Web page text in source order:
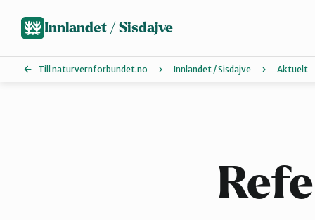
hovedinnhold
Innlandet / Sisdajve
Till naturvernforbundet.no Innlandet / Sisdajve Aktuelt